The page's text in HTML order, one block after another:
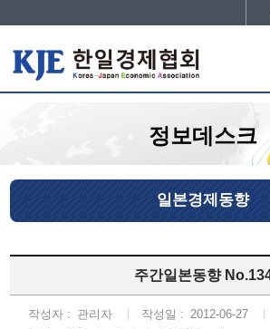
정보데스크
일본경제동향
주간일본동향
작성자 : 관리자 작성일 : 2012-06-27